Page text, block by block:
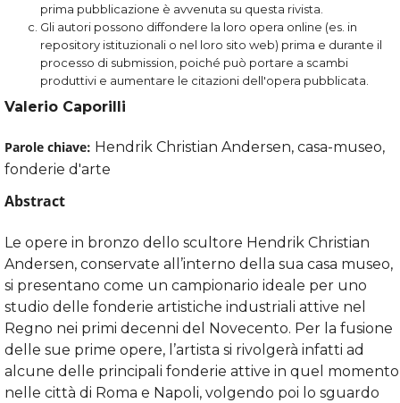
prima pubblicazione è avvenuta su questa rivista.
Gli autori possono diffondere la loro opera online (es. in
repository istituzionali o nel loro sito web) prima e durante il
processo di submission, poiché può portare a scambi
produttivi e aumentare le citazioni dell'opera pubblicata.
Valerio Caporilli
Parole chiave: Hendrik Christian Andersen, casa-museo,
fonderie d'arte
Abstract
Le opere in bronzo dello scultore Hendrik Christian
Andersen, conservate all’interno della sua casa museo,
si presentano come un campionario ideale per uno
studio delle fonderie artistiche industriali attive nel
Regno nei primi decenni del Novecento. Per la fusione
delle sue prime opere, l’artista si rivolgerà infatti ad
alcune delle principali fonderie attive in quel momento
nelle città di Roma e Napoli, volgendo poi lo sguardo